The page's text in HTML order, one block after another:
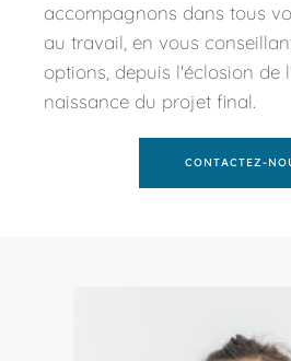
accompagnons dans tous
au travail, en vous
options, depuis l'éclosion de
naissance du projet final.
CONTACTEZ-